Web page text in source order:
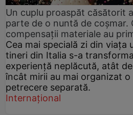
Un cuplu proaspăt căsătorit
parte de o nuntă de coșmar.
compensații materiale au
Cea mai specială zi din viața
tineri din Italia s-a
experiență neplăcută, atât
încât mirii au mai organizat o
petrecere separată.
Internațional